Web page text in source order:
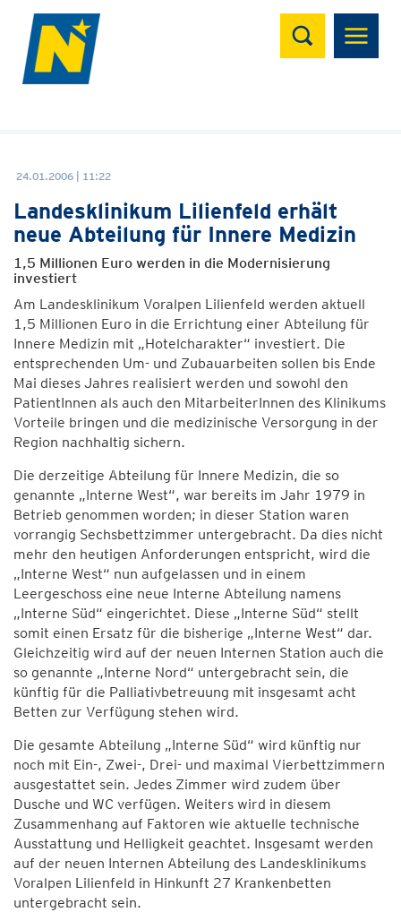
Suchen
24.01.2006 | 11:22
Landesklinikum Lilienfeld erhält
neue Abteilung für Innere Medizin
1,5 Millionen Euro werden in die Modernisierung
investiert
Am Landesklinikum Voralpen Lilienfeld werden aktuell
1,5 Millionen Euro in die Errichtung einer Abteilung für
Innere Medizin mit „Hotelcharakter“ investiert. Die
entsprechenden Um- und Zubauarbeiten sollen bis Ende
Mai dieses Jahres realisiert werden und sowohl den
PatientInnen als auch den MitarbeiterInnen des Klinikums
Vorteile bringen und die medizinische Versorgung in der
Region nachhaltig sichern.
Die derzeitige Abteilung für Innere Medizin, die so
genannte „Interne West“, war bereits im Jahr 1979 in
Betrieb genommen worden; in dieser Station waren
vorrangig Sechsbettzimmer untergebracht. Da dies nicht
mehr den heutigen Anforderungen entspricht, wird die
„Interne West“ nun aufgelassen und in einem
Leergeschoss eine neue Interne Abteilung namens
„Interne Süd“ eingerichtet. Diese „Interne Süd“ stellt
somit einen Ersatz für die bisherige „Interne West“ dar.
Gleichzeitig wird auf der neuen Internen Station auch die
so genannte „Interne Nord“ untergebracht sein, die
künftig für die Palliativbetreuung mit insgesamt acht
Betten zur Verfügung stehen wird.
Die gesamte Abteilung „Interne Süd“ wird künftig nur
noch mit Ein-, Zwei-, Drei- und maximal Vierbettzimmern
ausgestattet sein. Jedes Zimmer wird zudem über
Dusche und WC verfügen. Weiters wird in diesem
Zusammenhang auf Faktoren wie aktuelle technische
Ausstattung und Helligkeit geachtet. Insgesamt werden
auf der neuen Internen Abteilung des Landesklinikums
Voralpen Lilienfeld in Hinkunft 27 Krankenbetten
untergebracht sein.